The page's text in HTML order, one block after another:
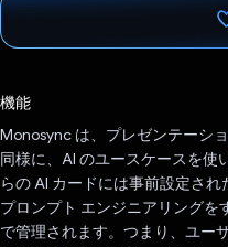
機能
Monosync は、プレゼンテーシ
同様に、AI のユースケースを使
らの AI カードには事前設定さ
プロンプト エンジニアリングを
で管理されます。つまり、ユー